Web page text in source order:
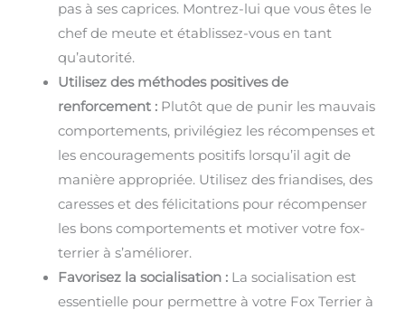
pas à ses caprices. Montrez-lui que vous êtes le
chef de meute et établissez-vous en tant
qu’autorité.
Utilisez des méthodes positives de
renforcement :Plutôt que de punir les mauvais
comportements, privilégiez les récompenses et
les encouragements positifs lorsqu’il agit de
manière appropriée. Utilisez des friandises, des
caresses et des félicitations pour récompenser
les bons comportements et motiver votre fox-
terrier à s’améliorer.
Favorisez la socialisation :La socialisation est
essentielle pour permettre à votre Fox Terrier à